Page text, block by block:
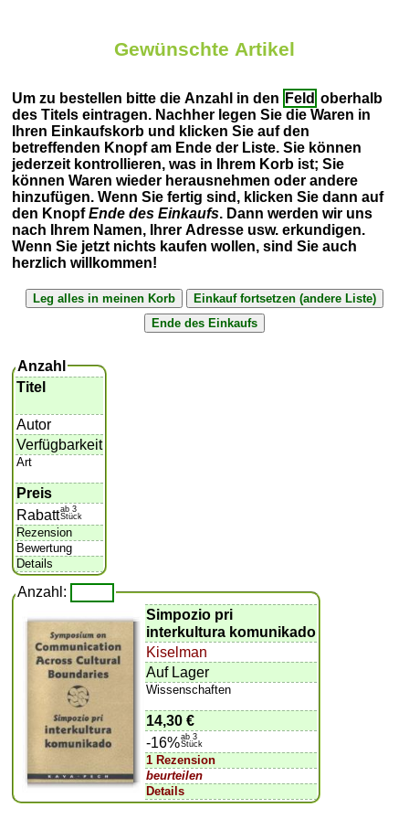
Gewünschte Artikel
Um zu bestellen bitte die Anzahl in den Feld oberhalb
des Titels eintragen. Nachher legen Sie die Waren in
Ihren Einkaufskorb und klicken Sie auf den
betreffenden Knopf am Ende der Liste. Sie können
jederzeit kontrollieren, was in Ihrem Korb ist; Sie
können Waren wieder herausnehmen oder andere
hinzufügen. Wenn Sie fertig sind, klicken Sie dann auf
den KnopfEnde des Einkaufs. Dann werden wir uns
nach Ihrem Namen, Ihrer Adresse usw. erkundigen.
Wenn Sie jetzt nichts kaufen wollen, sind Sie auch
herzlich willkommen!
Anzahl
Titel
Autor
Verfügbarkeit
Art
Preis
Rabattab 3
Stück
Rezension
Bewertung
Details
Anzahl:
Simpozio pri
interkultura komunikado
Kiselman
Auf Lager
Wissenschaften
14,30 €
-16%ab 3
Stück
1 Rezension
beurteilen
Details